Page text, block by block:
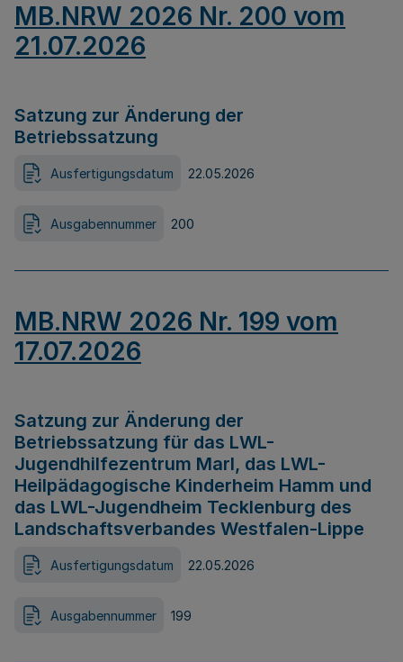
MB.NRW 2026 Nr. 200 vom
21.07.2026
Satzung zur Änderung der
Betriebssatzung
Ausfertigungsdatum 22.05.2026
Ausgabennummer 200
MB.NRW 2026 Nr. 199 vom
17.07.2026
Satzung zur Änderung der
Betriebssatzung für das LWL-
Jugendhilfezentrum Marl, das LWL-
Heilpädagogische Kinderheim Hamm und
das LWL-Jugendheim Tecklenburg des
Landschaftsverbandes Westfalen-Lippe
Ausfertigungsdatum 22.05.2026
Ausgabennummer 199